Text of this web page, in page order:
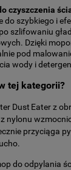
czyszczenia
do szybkiego i
szlifowaniu
Dzięki
pod
wody i
tej kategorii?
Dust Eater z
nylonu
przyciąga
do odpylania